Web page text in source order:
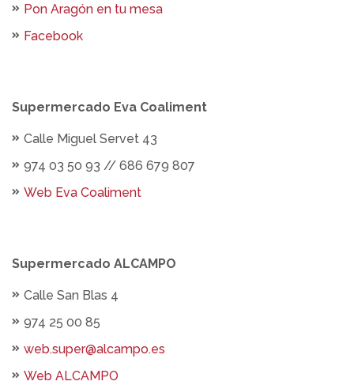
Pon Aragón en tu mesa
Facebook
Supermercado Eva Coaliment
Calle Miguel Servet 43
974 03 50 93 // 686 679 807
Web Eva Coaliment
Supermercado ALCAMPO
Calle San Blas 4
974 25 00 85
web.super@alcampo.es
Web ALCAMPO